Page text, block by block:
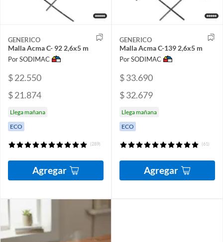
GENERICO
Malla Acma C- 92 2,6x5 m
Por SODIMAC
$ 22.550
$ 21.874
Llega mañana
ECO
(289)
Agregar
GENERICO
Malla Acma C-139 2,6x5 m
Por SODIMAC
$ 33.690
$ 32.679
Llega mañana
ECO
(61)
Agregar